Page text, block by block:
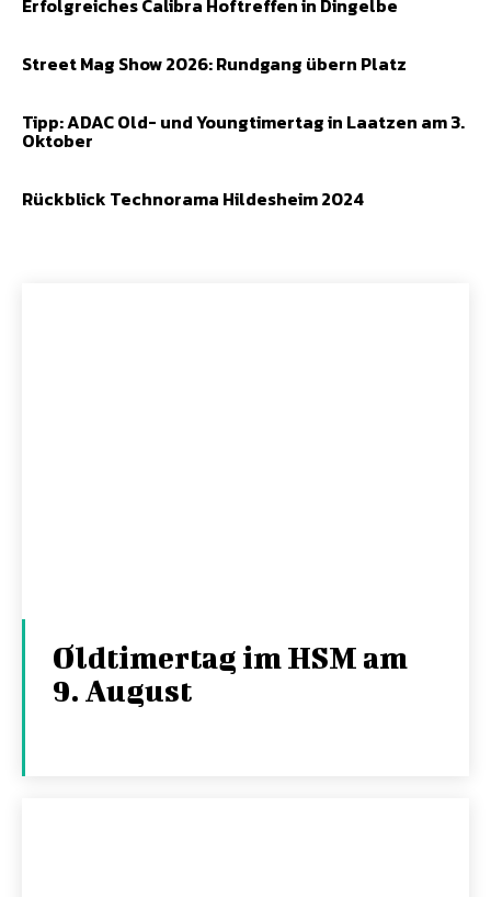
Street Mag Show 2026: Rundgang übern Platz
Tipp: ADAC Old- und Youngtimertag in Laatzen am 3.
Oktober
Rückblick Technorama Hildesheim 2024
Oldtimertag im HSM am
9. August